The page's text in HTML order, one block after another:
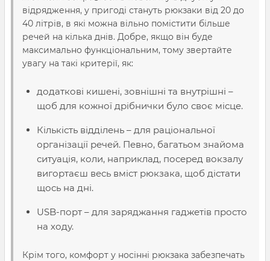
відрядження, у пригоді стануть рюкзаки від 20 до
40 літрів, в які можна вільно помістити більше
речей на кілька днів. Добре, якщо він буде
максимально функціональним, тому звертайте
увагу на такі критерії, як:
додаткові кишені, зовнішні та внутрішні –
щоб для кожної дрібнички було своє місце.
Кількість відділень – для раціональної
організації речей. Певно, багатьом знайома
ситуація, коли, наприклад, посеред вокзалу
вигортаєш весь вміст рюкзака, щоб дістати
щось на дні.
USB-порт – для заряджання гаджетів просто
на ходу.
Крім того, комфорт у носінні рюкзака забезпечать